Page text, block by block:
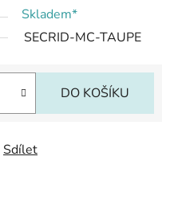
Skladem*
SECRID-MC-TAUPE
DO KOŠÍKU
Sdílet